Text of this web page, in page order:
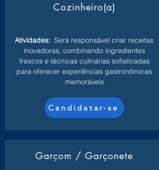
Cozinheiro(a)
Atividades: Será responsável criar receitas
inovadoras, combinando ingredientes
frescos e técnicas culinárias sofisticadas
para oferecer experiências gastronômicas
memoráveis
Candidatar-se
Garçom / Garçonete